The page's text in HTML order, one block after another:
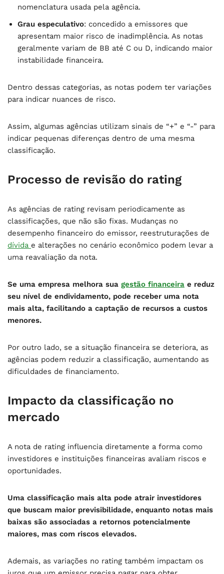
nomenclatura usada pela agência.
Grau especulativo: concedido a emissores que
apresentam maior risco de inadimplência. As notas
geralmente variam de BB até C ou D, indicando maior
instabilidade financeira.
Dentro dessas categorias, as notas podem ter variações
para indicar nuances de risco.
Assim, algumas agências utilizam sinais de “+” e “-” para
indicar pequenas diferenças dentro de uma mesma
classificação.
Processo de revisão do rating
As agências de rating revisam periodicamente as
classificações, que não são fixas. Mudanças no
desempenho financeiro do emissor, reestruturações de
dívida e alterações no cenário econômico podem levar a
uma reavaliação da nota.
Se uma empresa melhora sua gestão financeira e reduz
seu nível de endividamento, pode receber uma nota
mais alta, facilitando a captação de recursos a custos
menores.
Por outro lado, se a situação financeira se deteriora, as
agências podem reduzir a classificação, aumentando as
dificuldades de financiamento.
Impacto da classificação no
mercado
A nota de rating influencia diretamente a forma como
investidores e instituições financeiras avaliam riscos e
oportunidades.
Uma classificação mais alta pode atrair investidores
que buscam maior previsibilidade, enquanto notas mais
baixas são associadas a retornos potencialmente
maiores, mas com riscos elevados.
Ademais, as variações no rating também impactam os